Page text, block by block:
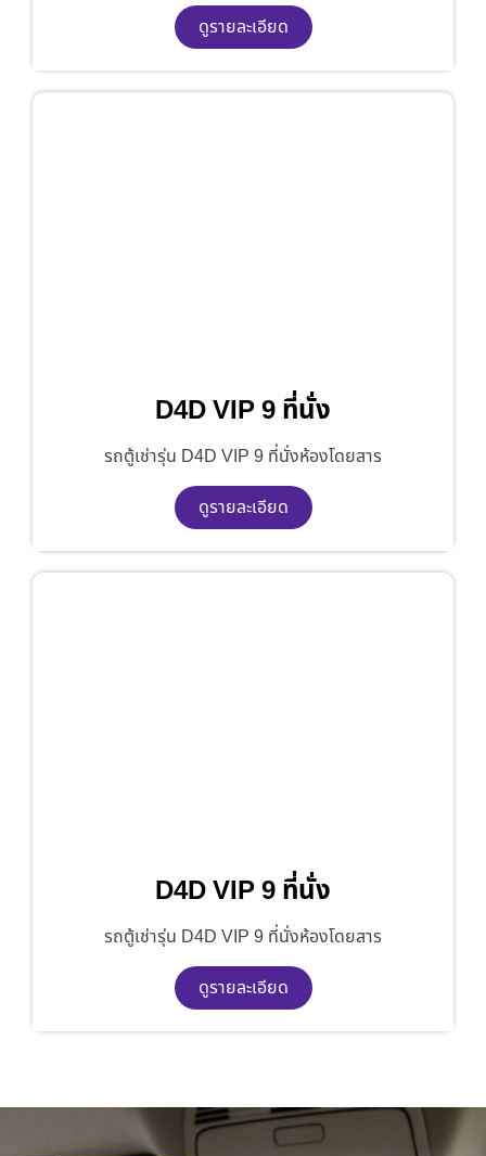
ดูรายละเอียด
D4D VIP 9 ที่นั่ง
รถตู้เช่ารุ่น D4D VIP 9 ที่นั่งห้องโดยสาร
ดูรายละเอียด
D4D VIP 9 ที่นั่ง
รถตู้เช่ารุ่น D4D VIP 9 ที่นั่งห้องโดยสาร
ดูรายละเอียด